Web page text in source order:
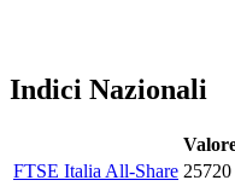
Indici Nazionali
FTSE Italia All-Share 25720